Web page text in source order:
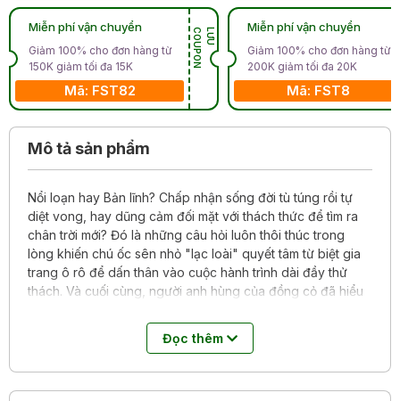
Miễn phí vận chuyển
Giảm 100% cho đơn hàng từ
150K giảm tối đa 15K
Mã: FST82
L
Ư
U
C
O
U
P
O
N
Miễn phí vận chuyển
Giảm 100% cho đơn hàng từ
200K giảm tối đa 20K
Mã: FST8
Mô tả sản phẩm
Nổi loạn hay Bản lĩnh? Chấp nhận sống đời tù túng rồi tự
diệt vong, hay dũng cảm đối mặt với thách thức để tìm ra
chân trời mới? Đó là những câu hỏi luôn thôi thúc trong
lòng khiến chú ốc sên nhỏ "lạc loài" quyết tâm từ biệt gia
trang ô rô để dấn thân vào cuộc hành trình dài đầy thử
thách. Và cuối cùng, người anh hùng của đồng cỏ đã hiểu
Trong thế giới thiên nhiên tươi sáng, sống động đang diễn
Đọc thêm